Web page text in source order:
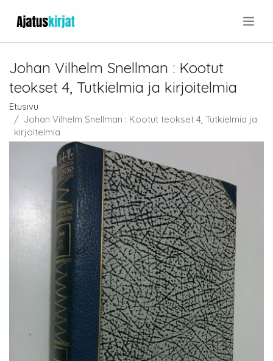
Johan Vilhelm Snellman : Kootut
teokset 4, Tutkielmia ja kirjoitelmia
Etusivu
Johan Vilhelm Snellman : Kootut teokset 4, Tutkielmia ja
kirjoitelmia